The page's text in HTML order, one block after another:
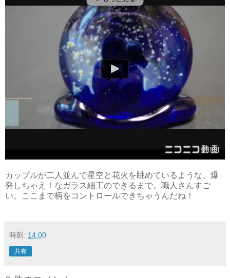
カップルが二人並んで星空と花火を眺めているような、爆
発しちゃえ！なガラス細工のできるまで。職人さんすご
い。ここまで柄をコントロールできちゃうんだね！
時刻: 14:00
共有